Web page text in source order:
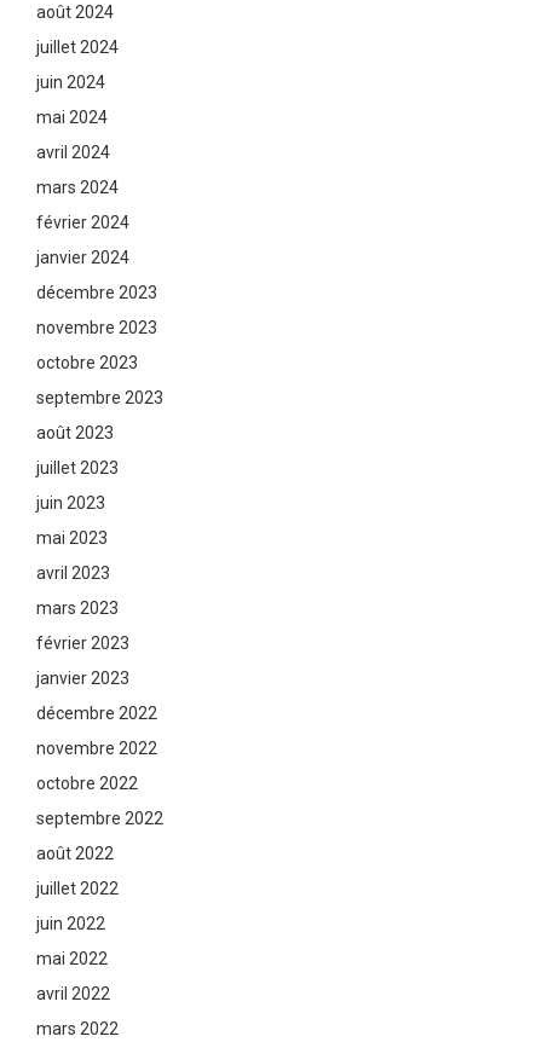
août 2024
juillet 2024
juin 2024
mai 2024
avril 2024
mars 2024
février 2024
janvier 2024
décembre 2023
novembre 2023
octobre 2023
septembre 2023
août 2023
juillet 2023
juin 2023
mai 2023
avril 2023
mars 2023
février 2023
janvier 2023
décembre 2022
novembre 2022
octobre 2022
septembre 2022
août 2022
juillet 2022
juin 2022
mai 2022
avril 2022
mars 2022